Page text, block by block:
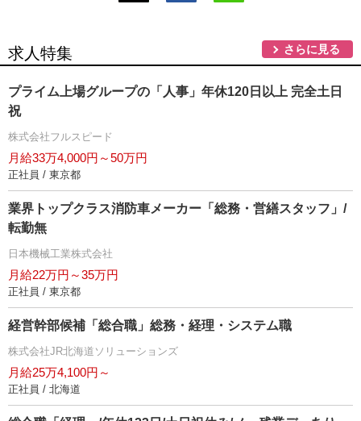
求人特集 さらに見る
プライム上場グループの「人事」年休120日以上 完全土日
祝
株式会社フルスピード
月給33万4,000円～50万円
正社員 / 東京都
業界トップクラス消防車メーカー「総務・営繕スタッフ」/
転勤無
日本機械工業株式会社
月給22万円～35万円
正社員 / 東京都
経営幹部候補「総合職」総務・経理・システム職
株式会社JR北海道ソリューションズ
月給25万4,100円～
正社員 / 北海道